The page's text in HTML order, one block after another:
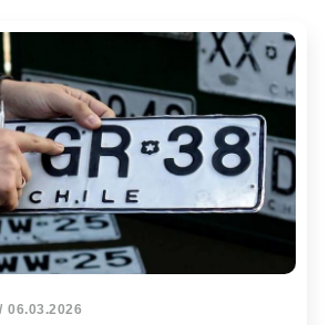
06.03.2026